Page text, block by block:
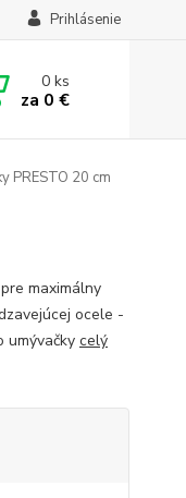
Prihlásenie
0ks
za 0 €
PRESTO 20 cm
maximálny
ocele -
umývačky celý